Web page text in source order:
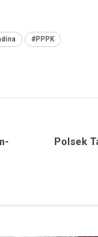
#PPPK
Polsek